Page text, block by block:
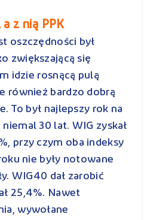
a z nią PPK
oszczędności był
zwiększającą się
idzie rosnącą pulą
również bardzo dobrą
To był najlepszy rok na
30 lat. WIG zyskał
przy czym oba indeksy
nie były notowane
WIG40 dał zarobić
25,4%. Nawet
wywołane